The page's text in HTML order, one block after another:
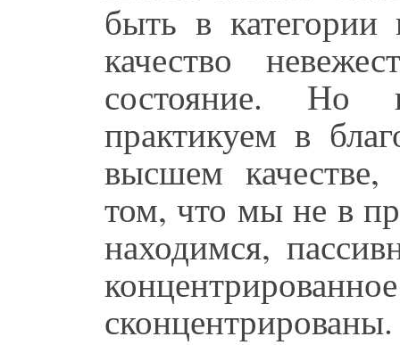
быть в категории
качество
состояние. Но
практикуем в
высшем качестве,
том, что мы не в
находимся,
сконцентрированы.